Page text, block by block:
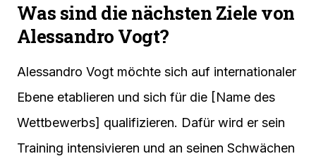
Was sind die nächsten Ziele von
Alessandro Vogt?
Alessandro Vogt möchte sich auf internationaler
Ebene etablieren und sich für die [Name des
Wettbewerbs] qualifizieren. Dafür wird er sein
Training intensivieren und an seinen Schwächen